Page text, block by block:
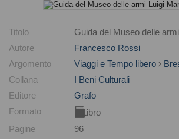
Titolo
Guida del Museo delle
Autore
Francesco Rossi
Argomento
Viaggi e Tempo libero
Collana
I Beni Culturali
Editore
Grafo
Formato
Libro
Pagine
96